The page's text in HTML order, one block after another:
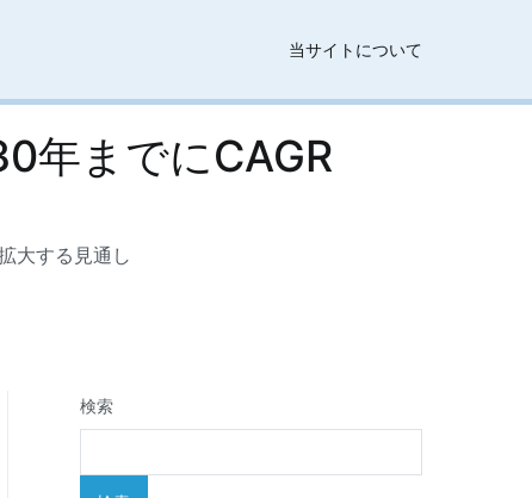
当サイトについて
年までにCAGR
大する見通し
検索